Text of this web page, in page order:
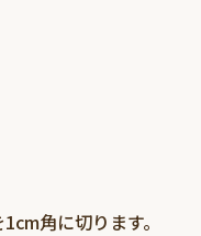
角に切ります。